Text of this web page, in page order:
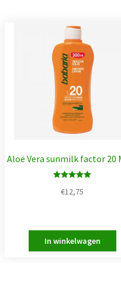
Aloë Vera sunmilk factor 20
5.00uit 5
€12,75